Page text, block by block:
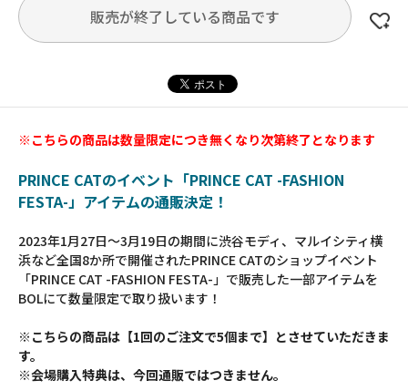
販売が終了している商品です
※こちらの商品は数量限定につき無くなり次第終了となります
PRINCE CATのイベント「PRINCE CAT -FASHION
FESTA-」アイテムの通販決定！
2023年1月27日～3月19日の期間に渋谷モディ、マルイシティ横
浜など全国8か所で開催されたPRINCE CATのショップイベント
「PRINCE CAT -FASHION FESTA-」で販売した一部アイテムを
BOLにて数量限定で取り扱います！
※こちらの商品は【1回のご注文で5個まで】とさせていただきま
す。
※会場購入特典は、今回通販ではつきません。